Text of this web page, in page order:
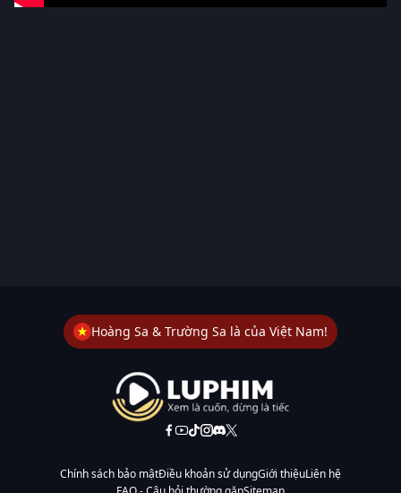
Hoàng Sa & Trường Sa là của Việt Nam!
Chính sách bảo mậtĐiều khoản sử dụngGiới thiệuLiên hệ